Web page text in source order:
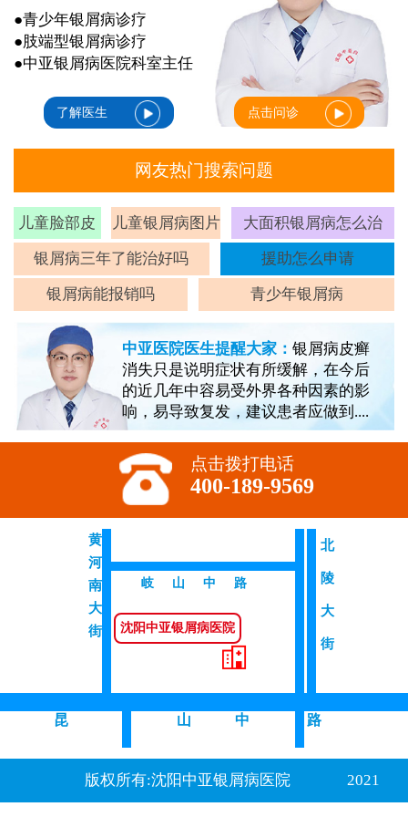
●青少年银屑病诊疗
●肢端型银屑病诊疗
●中亚银屑病医院科室主任
了解医生 点击问诊
网友热门搜索问题
儿童脸部皮
癣
儿童银屑病图片 大面积银屑病怎么治
银屑病三年了能治好吗 援助怎么申请
银屑病能报销吗 青少年银屑病
中亚医院医生提醒大家：银屑病皮癣
消失只是说明症状有所缓解，在今后
的近几年中容易受外界各种因素的影
响，易导致复发，建议患者应做到....
点击拨打电话
400-189-9569
黄
河
南
大
街
沈阳中亚银屑病医院
岐山中路
北
陵
大
街
昆 山 中 路
版权所有:沈阳中亚银屑病医院 2021